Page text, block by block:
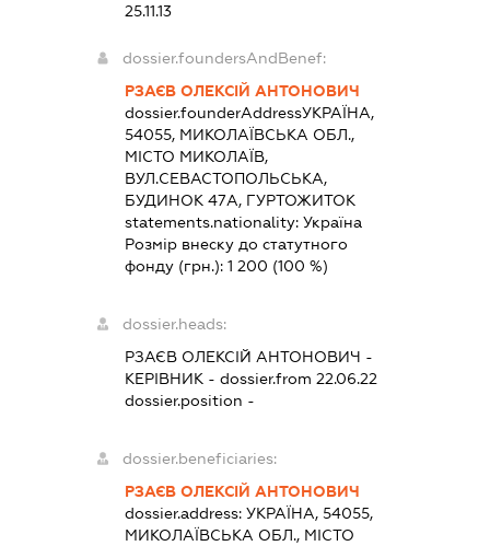
25.11.13
dossier.foundersAndBenef:
РЗАЄВ ОЛЕКСІЙ АНТОНОВИЧ
dossier.founderAddressУКРАЇНА,
54055, МИКОЛАЇВСЬКА ОБЛ.,
МІСТО МИКОЛАЇВ,
ВУЛ.СЕВАСТОПОЛЬСЬКА,
БУДИНОК 47А, ГУРТОЖИТОК
statements.nationality: Україна
Розмір внеску до статутного
фонду (грн.): 1 200 (100 %)
dossier.heads:
РЗАЄВ ОЛЕКСІЙ АНТОНОВИЧ -
КЕРІВНИК - dossier.from 22.06.22
dossier.position -
dossier.beneficiaries:
РЗАЄВ ОЛЕКСІЙ АНТОНОВИЧ
dossier.address: УКРАЇНА, 54055,
МИКОЛАЇВСЬКА ОБЛ., МІСТО